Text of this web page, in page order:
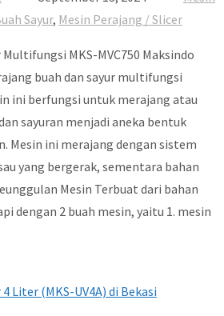
Sayur, Mesin Perajang / Slicer
MKS-MVC750 Maksindo
buah dan sayur multifungsi
ini berfungsi untuk merajang atau
sayuran menjadi aneka bentuk
Mesin ini merajang dengan sistem
yang bergerak, sementara bahan
Mesin Terbuat dari bahan
dengan 2 buah mesin, yaitu 1. mesin